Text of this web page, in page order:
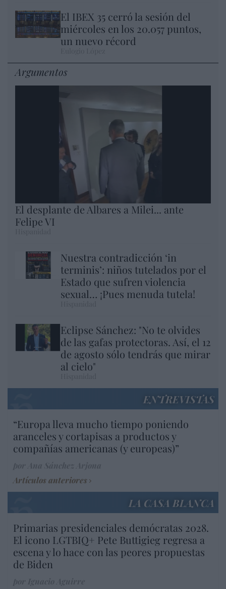
El IBEX 35 cerró la sesión del
miércoles en los 20.057 puntos,
un nuevo récord
Argumentos
El desplante de Albares a Milei... ante
Felipe VI
Nuestra contradicción ‘in
terminis’: niños tutelados por el
Estado que sufren violencia
sexual… ¡Pues menuda tutela!
Eclipse Sánchez: "No te olvides
de las gafas protectoras. Así, el 12
de agosto sólo tendrás que mirar
al cielo"
ENTREVISTAS
“Europa lleva mucho tiempo poniendo
aranceles y cortapisas a productos y
compañías americanas (y europeas)”
Artículos anteriores
LA CASA BLANCA
Primarias presidenciales demócratas 2028.
El icono LGTBIQ+ Pete Buttigieg regresa a
escena y lo hace con las peores propuestas
de Biden